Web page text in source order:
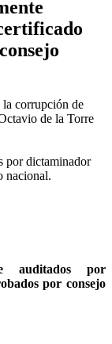
la corrupción de
de la Torre
por dictaminador
nacional.
auditados por
por consejo